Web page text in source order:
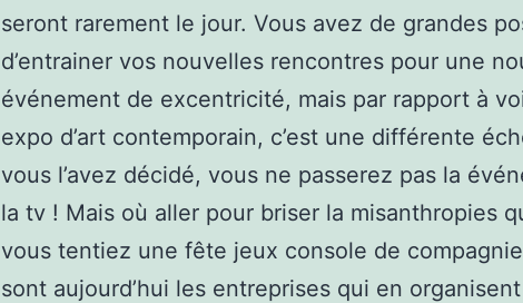
seront rarement le jour. Vous avez de grandes
d’entrainer vos nouvelles rencontres pour une
événement de excentricité, mais par rapport à
expo d’art contemporain, c’est une différente
vous l’avez décidé, vous ne passerez pas la
la tv ! Mais où aller pour briser la misanthropies
vous tentiez une fête jeux console de
sont aujourd’hui les entreprises qui en